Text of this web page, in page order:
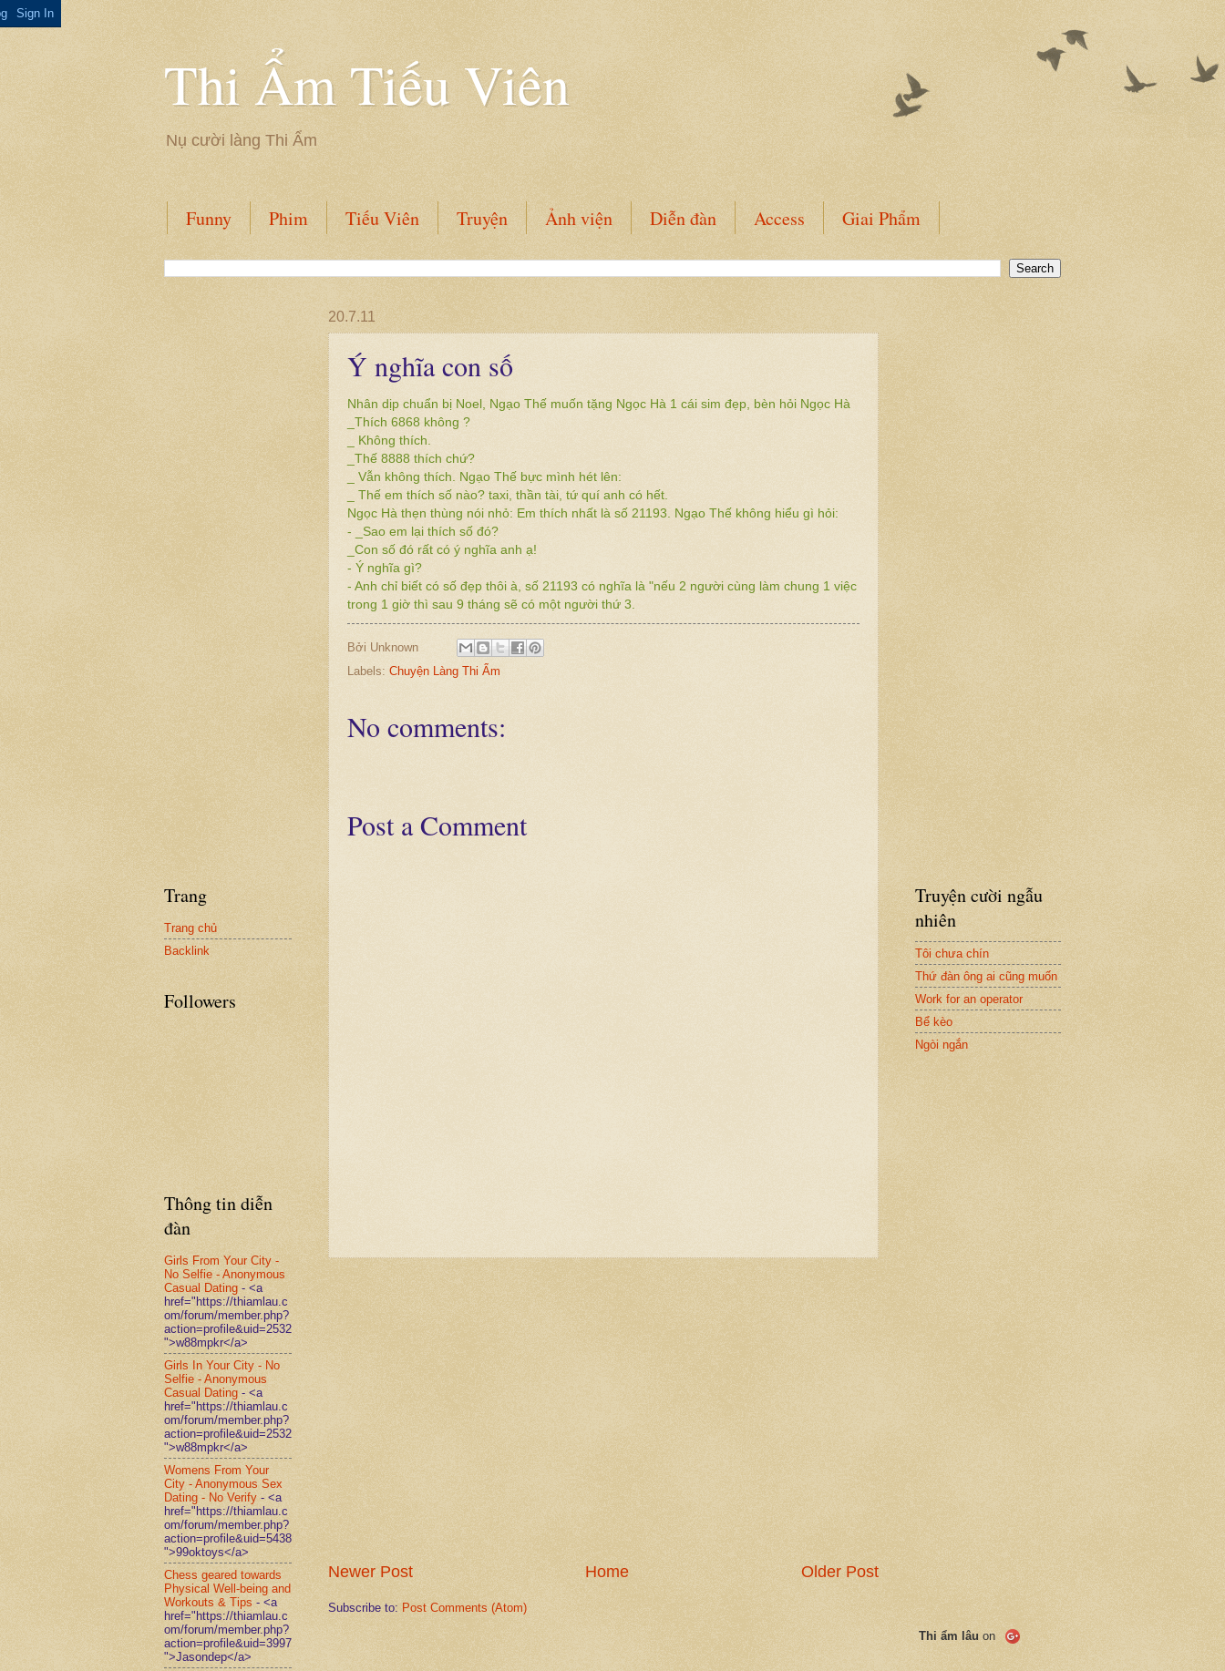
Thi Ẩm Tiếu Viên
Nụ cười làng Thi Ẩm
Funny Phim Tiếu Viên Truyện Ảnh viện Diễn đàn Access Giai Phẩm
20.7.11
Ý nghĩa con số
Nhân dịp chuẩn bị Noel, Ngạo Thế muốn tặng Ngọc Hà 1 cái sim đẹp, bèn hỏi Ngọc Hà
_Thích 6868 không ?
_ Không thích.
_Thế 8888 thích chứ?
_ Vẫn không thích. Ngạo Thế bực mình hét lên:
_ Thế em thích số nào? taxi, thần tài, tứ quí anh có hết.
Ngọc Hà thẹn thùng nói nhỏ: Em thích nhất là số 21193. Ngạo Thế không hiểu gì hỏi:
- _Sao em lại thích số đó?
_Con số đó rất có ý nghĩa anh ạ!
- Ý nghĩa gì?
- Anh chỉ biết có số đẹp thôi à, số 21193 có nghĩa là "nếu 2 người cùng làm chung 1 việc
trong 1 giờ thì sau 9 tháng sẽ có một người thứ 3.
Bởi Unknown
Labels: Chuyện Làng Thi Ẩm
No comments:
Post a Comment
Newer Post Older Post
Home
Subscribe to: Post Comments (Atom)
Trang
Trang chủ
Backlink
Followers
Thông tin diễn
đàn
Girls From Your City -
No Selfie - Anonymous
Casual Dating - <a
href="https://thiamlau.c
om/forum/member.php?
action=profile&uid=2532
">w88mpkr</a>
Girls In Your City - No
Selfie - Anonymous
Casual Dating - <a
href="https://thiamlau.c
om/forum/member.php?
action=profile&uid=2532
">w88mpkr</a>
Womens From Your
City - Anonymous Sex
Dating - No Verify - <a
href="https://thiamlau.c
om/forum/member.php?
action=profile&uid=5438
">99oktoys</a>
Chess geared towards
Physical Well-being and
Workouts & Tips - <a
href="https://thiamlau.c
om/forum/member.php?
action=profile&uid=3997
">Jasondep</a>
Truyện cười ngẫu
nhiên
Tôi chưa chín
Thứ đàn ông ai cũng muốn
Work for an operator
Bể kèo
Ngòi ngắn
Thi ẩm lâu on